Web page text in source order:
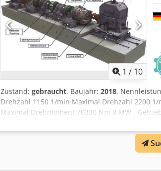
1 / 10
Zustand: gebraucht, Baujahr: 2018,
Drehzahl 1150 1/min Maximal Drehzahl 2200
Maximal Drehmoment 70330 Nm 8 MW -